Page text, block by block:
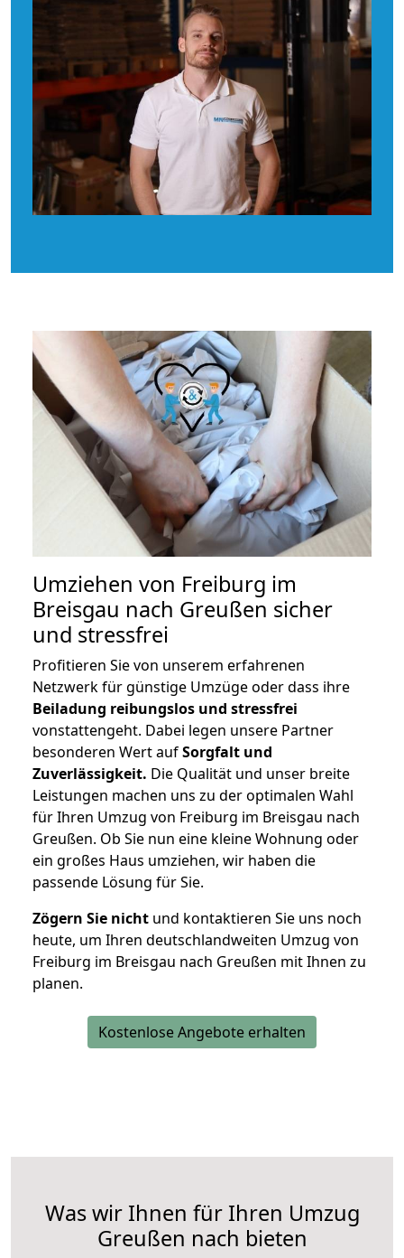
Umziehen von Freiburg im
Breisgau nach Greußen sicher
und stressfrei
Profitieren Sie von unserem erfahrenen
Netzwerk für günstige Umzüge oder dass ihre
Beiladung reibungslos und stressfrei
vonstattengeht. Dabei legen unsere Partner
besonderen Wert aufSorgfalt und
Zuverlässigkeit. Die Qualität und unser breite
Leistungen machen uns zu der optimalen Wahl
für Ihren Umzug von Freiburg im Breisgau nach
Greußen. Ob Sie nun eine kleine Wohnung oder
ein großes Haus umziehen, wir haben die
passende Lösung für Sie.
Zögern Sie nicht und kontaktieren Sie uns noch
heute, um Ihren deutschlandweiten Umzug von
Freiburg im Breisgau nach Greußen mit Ihnen zu
planen.
Kostenlose Angebote erhalten
Was wir Ihnen für Ihren Umzug
Greußen nach bieten